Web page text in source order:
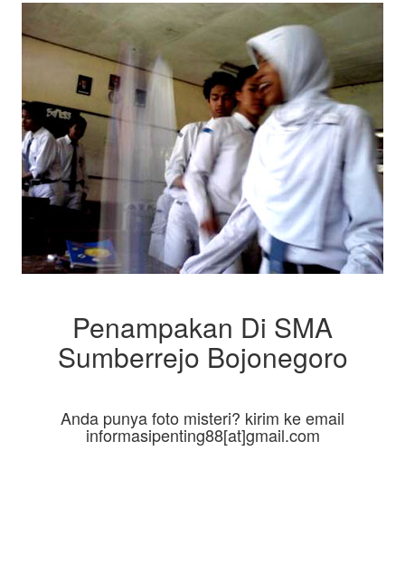
Penampakan Di SMA
Sumberrejo Bojonegoro
Anda punya foto misteri? kirim ke email
informasipenting88[at]gmail.com